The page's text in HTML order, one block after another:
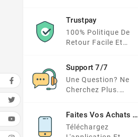
Plus Sécurisé
Trustpay
100% Politique De
Retour Facile Et
Support 7/7
Une Question? Ne
Cherchez Plus.
Demande Ici
Faites Vos Achats En
Déplacement
Téléchargez